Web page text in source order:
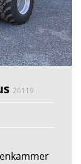
26119